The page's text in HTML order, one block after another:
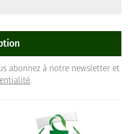
abonnez à notre newsletter et
.